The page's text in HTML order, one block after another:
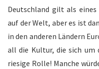
Deutschland gilt als
auf der Welt, aber es ist
in den anderen Ländern
all die Kultur, die sich
riesige Rolle! Manche